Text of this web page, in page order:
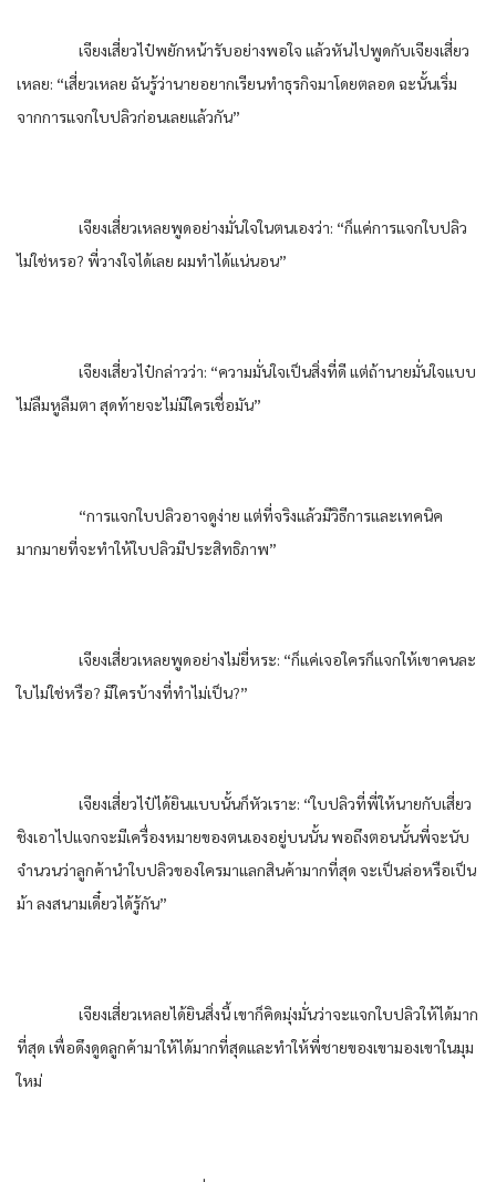
เจียงเสี่ยวไป๋พยักหน้ารับอย่างพอใจ แล้วหันไปพูดกับเจียงเสี่ยว
เหลย: “เสี่ยวเหลย ฉันรู้ว่านายอยากเรียนทำธุรกิจมาโดยตลอด ฉะนั้นเริ่ม
จากการแจกใบปลิวก่อนเลยแล้วกัน”
เจียงเสี่ยวเหลยพูดอย่างมั่นใจในตนเองว่า: “ก็แค่การแจกใบปลิว
ไม่ใช่หรอ? พี่วางใจได้เลย ผมทำได้แน่นอน”
เจียงเสี่ยวไป๋กล่าวว่า: “ความมั่นใจเป็นสิ่งที่ดี แต่ถ้านายมั่นใจแบบ
ไม่ลืมหูลืมตา สุดท้ายจะไม่มีใครเชื่อมัน”
“การแจกใบปลิวอาจดูง่าย แต่ที่จริงแล้วมีวิธีการและเทคนิค
มากมายที่จะทำให้ใบปลิวมีประสิทธิภาพ”
เจียงเสี่ยวเหลยพูดอย่างไม่ยี่หระ: “ก็แค่เจอใครก็แจกให้เขาคนละ
ใบไม่ใช่หรือ? มีใครบ้างที่ทำไม่เป็น?”
เจียงเสี่ยวไป๋ได้ยินแบบนั้นก็หัวเราะ: “ใบปลิวที่พี่ให้นายกับเสี่ยว
ชิงเอาไปแจกจะมีเครื่องหมายของตนเองอยู่บนนั้น พอถึงตอนนั้นพี่จะนับ
จำนวนว่าลูกค้านำใบปลิวของใครมาแลกสินค้ามากที่สุด จะเป็นล่อหรือเป็น
ม้า ลงสนามเดี๋ยวได้รู้กัน”
เจียงเสี่ยวเหลยได้ยินสิ่งนี้ เขาก็คิดมุ่งมั่นว่าจะแจกใบปลิวให้ได้มาก
ที่สุด เพื่อดึงดูดลูกค้ามาให้ได้มากที่สุดและทำให้พี่ชายของเขามองเขาในมุม
ใหม่